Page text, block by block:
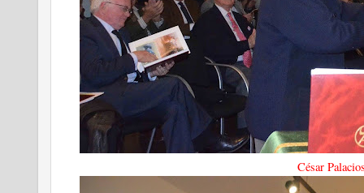
César